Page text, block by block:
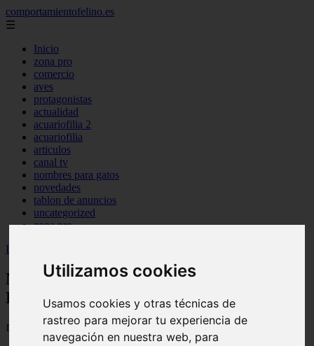
Utilizamos cookies
Usamos cookies y otras técnicas de
rastreo para mejorar tu experiencia de
navegación en nuestra web, para
comportamientofelino.es
☰
Inicio
zona pro
comercio
aves
protagonistas
actualidad
acuariofilia 2
acuariofilia
articulos
canal tv
nombres para gatos
novedades
tablon de anuncios
uncategorized
zona pro
Inicio
Nombres para Perros que Signifiquen
Esperanza
📅 12/06/2025